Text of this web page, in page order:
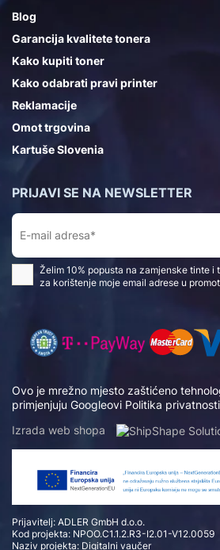
Blog
Garancija kvalitete tonera
Kako kupiti toner
Kako odabrati pravi printer
Reklamacije
Omot trgovina
Kartuše Slovenia
Ovo je mrežno mjesto zaštićeno
primjenjuju Googleovi Politika privatnosti
Izrada web shopa
Prijavitelj: ADLER GmbH d.o.o.
Kod projekta: NPOO.C1.1.2.R3-I2.01-V12.0059
Naziv projekta: Digitalni vaučer
PRIJAVI SE NA NEWSLETTER
Želim 10% popusta na zamjenske tinte i
za korištenje moje email adrese u